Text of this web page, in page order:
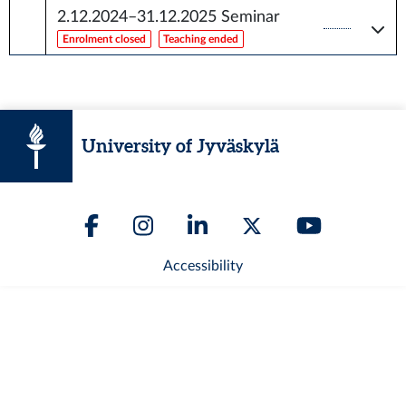
2.12.2024–31.12.2025 Seminar
Enrolment closed Teaching ended
University of Jyväskylä
Accessibility